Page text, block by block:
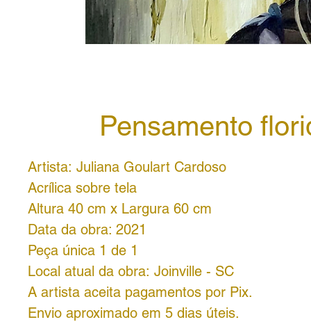
Pensamento
Artista: Juliana Goulart Cardoso
Acrílica sobre tela
Altura 40 cm x Largura 60 cm
Data da obra: 2021
Peça única 1 de 1
Local atual da obra: Joinville - SC
A artista aceita pagamentos por Pix.
Envio aproximado em 5 dias úteis.